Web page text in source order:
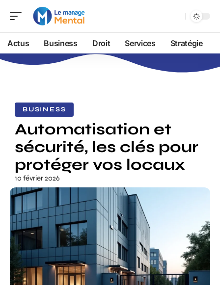
Actus Business Droit Services Stratégie
BUSINESS
Automatisation et
sécurité, les clés pour
protéger vos locaux
10 février 2026